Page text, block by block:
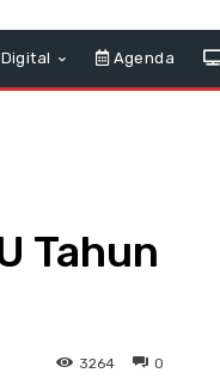
Digital Agenda
Tahun
0
3264